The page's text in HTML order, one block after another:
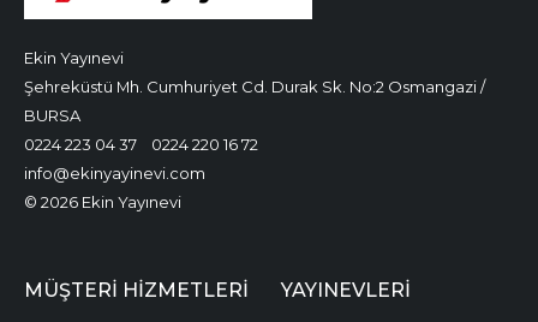
Ekin Yayınevi
Şehreküstü Mh. Cumhuriyet Cd. Durak Sk. No:2 Osmangazi /
BURSA
0224 223 04 37
0224 220 16 72
info@ekinyayinevi.com
© 2026 Ekin Yayınevi
MÜŞTERI HIZMETLERI YAYINEVLERI